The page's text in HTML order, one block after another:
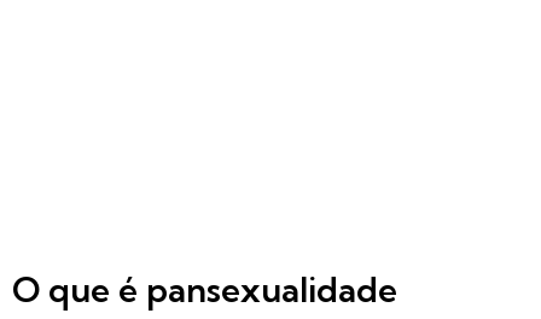
O que é pansexualidade